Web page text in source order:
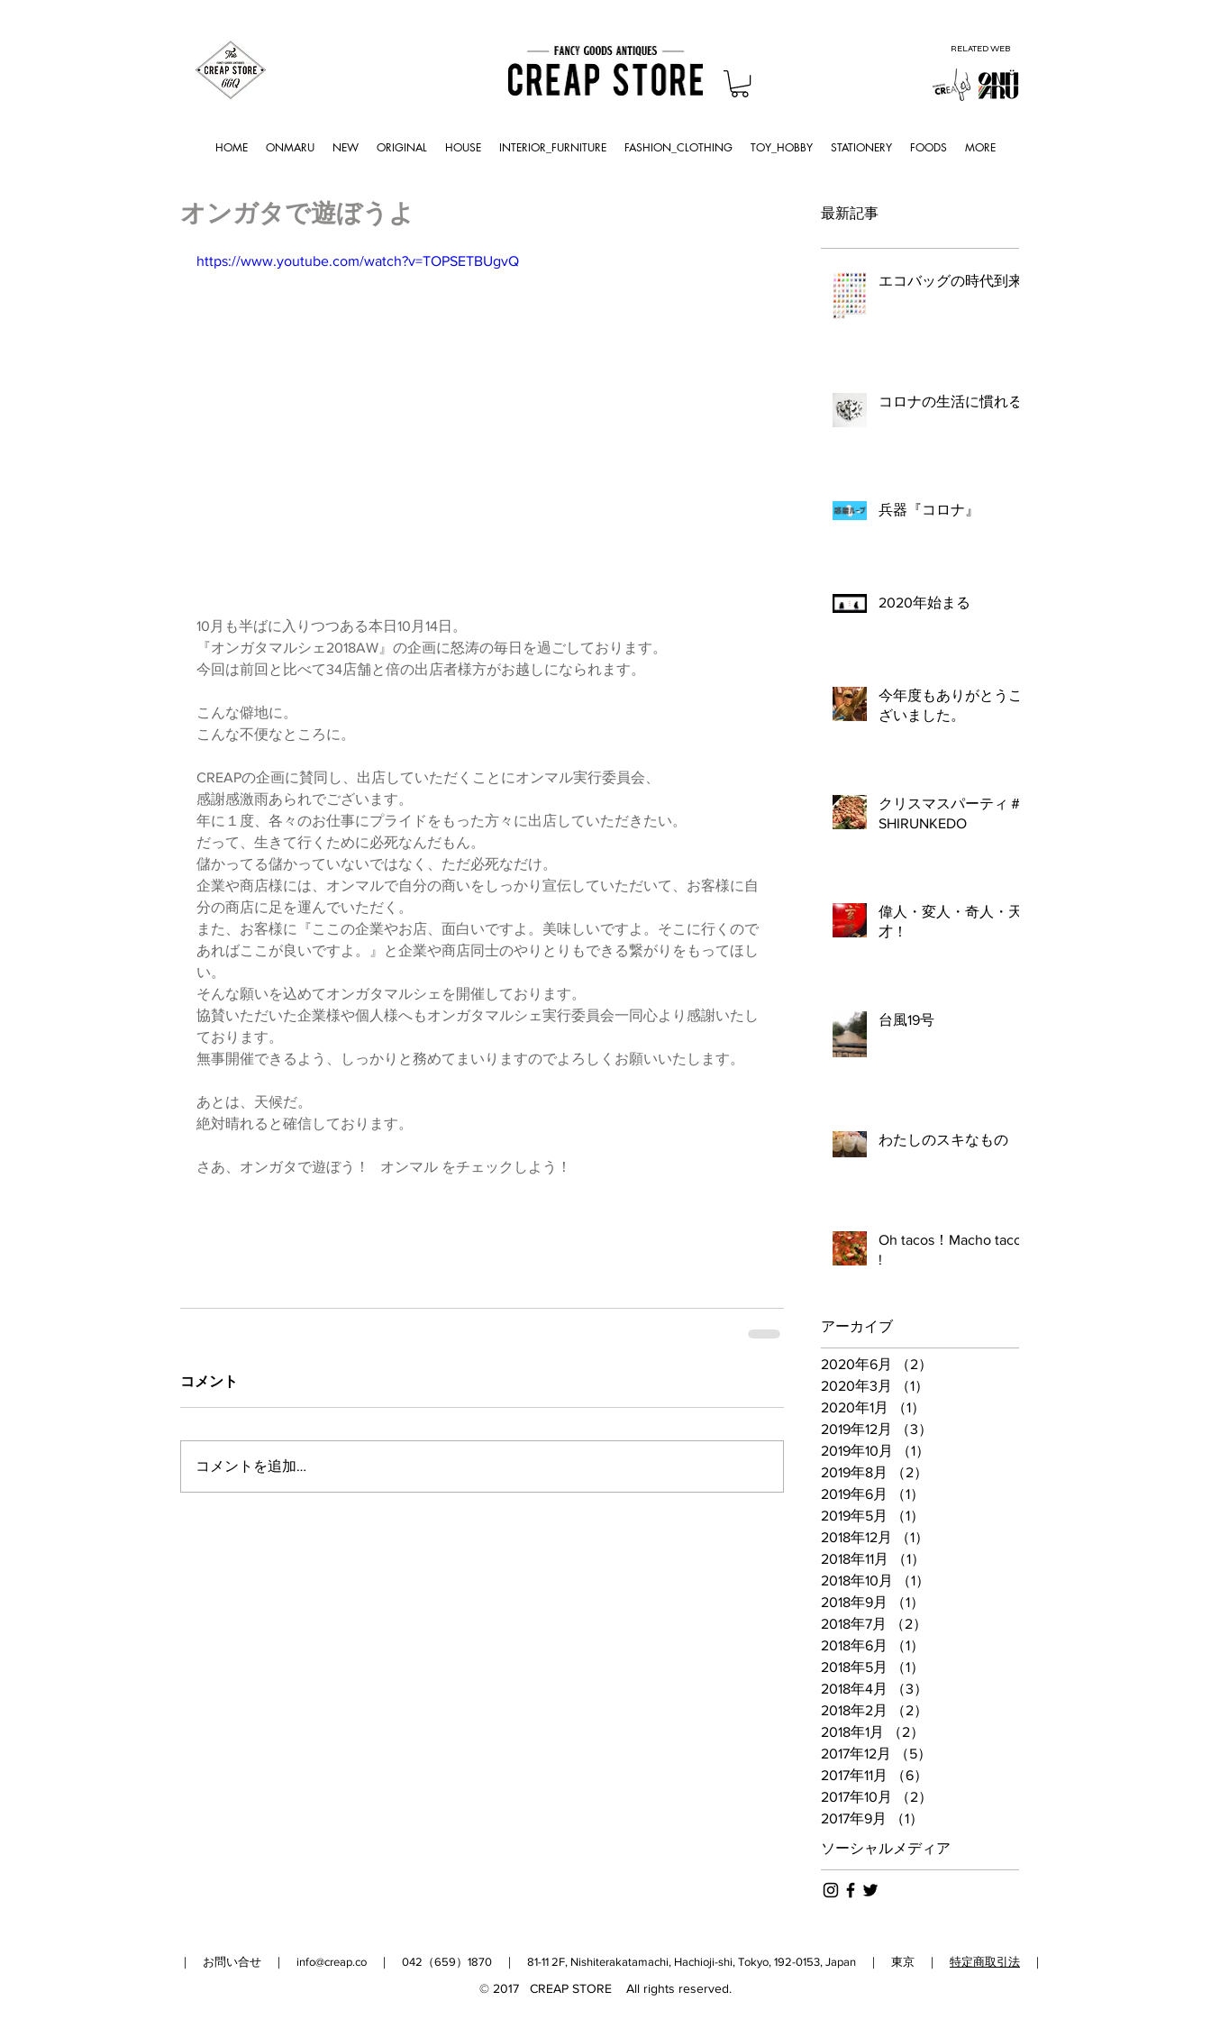
RELATED WEB
HOME ONMARU NEW ORIGINAL HOUSE INTERIOR_FURNITURE FASHION_CLOTHING TOY_HOBBY STATIONERY FOODS MORE
オンガタで遊ぼうよ
https://www.youtube.com/watch?v=TOPSETBUgvQ
10月も半ばに入りつつある本日10月14日。
『オンガタマルシェ2018AW』の企画に怒涛の毎日を過ごしております。
今回は前回と比べて34店舗と倍の出店者様方がお越しになられます。
こんな僻地に。
こんな不便なところに。
CREAPの企画に賛同し、出店していただくことにオンマル実行委員会、
感謝感激雨あられでございます。
年に１度、各々のお仕事にプライドをもった方々に出店していただきたい。
だって、生きて行くために必死なんだもん。
儲かってる儲かっていないではなく、ただ必死なだけ。
企業や商店様には、オンマルで自分の商いをしっかり宣伝していただいて、お客様に自
分の商店に足を運んでいただく。
また、お客様に『ここの企業やお店、面白いですよ。美味しいですよ。そこに行くので
あればここが良いですよ。』と企業や商店同士のやりとりもできる繋がりをもってほし
い。
そんな願いを込めてオンガタマルシェを開催しております。
協賛いただいた企業様や個人様へもオンガタマルシェ実行委員会一同心より感謝いたし
ております。
無事開催できるよう、しっかりと務めてまいりますのでよろしくお願いいたします。
あとは、天候だ。
絶対晴れると確信しております。
さあ、オンガタで遊ぼう！ オンマル をチェックしよう！
コメント
コメントを追加…
最新記事
エコバッグの時代到来
コロナの生活に慣れる
兵器『コロナ』
2020年始まる
今年度もありがとうご
ざいました。
クリスマスパーティ＃
SHIRUNKEDO
偉人・変人・奇人・天
才！
台風19号
わたしのスキなもの
Oh tacos！Macho tacos
!
アーカイブ
2020年6月 （2）
2020年3月
（1）
2020年1月
（1）
2019年12月
（3）
2019年10月
（1）
2019年8月
（2）
2019年6月
（1）
2019年5月
（1）
2018年12月
（1）
2018年11月
（1）
2018年10月
（1）
2018年9月
（1）
2018年7月
（2）
2018年6月
（1）
2018年5月
（1）
2018年4月
（3）
2018年2月
（2）
2018年1月
（2）
2017年12月
（5）
2017年11月
（6）
2017年10月
（2）
2017年9月
（1）
ソーシャルメディア
｜ お問い合せ ｜ info@creap.co ｜ 042（659）1870 ｜ 81-11 2F, Nishiterakatamachi, Hachioji-shi, Tokyo, 192-0153, Japan ｜ 東京 ｜ 特定商取引法 ｜
© 2017 CREAP STORE All rights reserved.